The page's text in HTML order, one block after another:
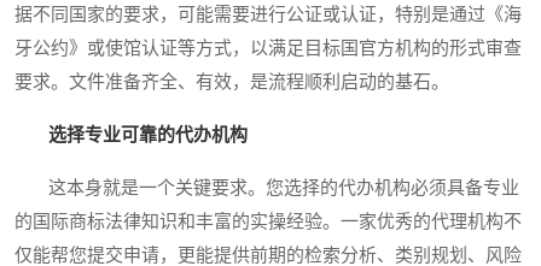
据不同国家的要求，可能需要进行公证或认证，特别是通过《海
牙公约》或使馆认证等方式，以满足目标国官方机构的形式审查
要求。文件准备齐全、有效，是流程顺利启动的基石。
选择专业可靠的代办机构
这本身就是一个关键要求。您选择的代办机构必须具备专业
的国际商标法律知识和丰富的实操经验。一家优秀的代理机构不
仅能帮您提交申请，更能提供前期的检索分析、类别规划、风险